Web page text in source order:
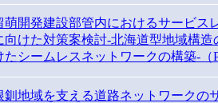
萌開発建設部管内におけるサービス
向けた対策案検討-北海道型地域構造
たシームレスネットワークの構築-（
釧地域を支える道路ネットワークの